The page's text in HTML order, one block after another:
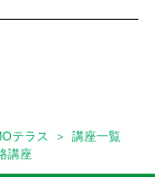
も含まれており
すのでお問い合
テラス
講座一覧
講座